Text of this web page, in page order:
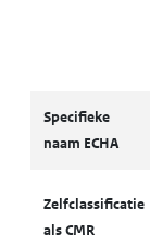
Specifieke
naam ECHA
Zelfclassificatie
als CMR